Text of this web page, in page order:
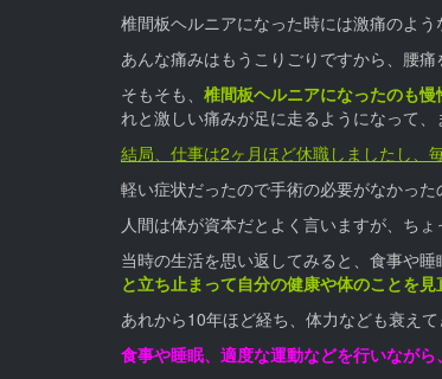
椎間板ヘルニアになった時には激痛のよ
あんな痛みはもうこりごりですから、腰
そもそも、 椎間板ヘルニアになったのも
れと激しい痛みが足に走るようになって、
結局、仕事は2ヶ月ほど休職しましたし、
軽い症状だったので手術の必要がなかった
人間は体が資本だとよく言いますが、ち
当時の生活を思い返してみると、食事や
と立ち止まって自分の健康や体のことを見
あれから10年ほど経ち、体力なども衰え
食事や睡眠、適度な運動などを行いながら、